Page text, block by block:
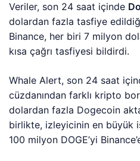
Veriler, son 24 saat içinde
dolardan fazla tasfiye
Binance, her biri 7 milyon
kısa çağrı tasfiyesi bildirdi.
Whale Alert, son 24 saat
cüzdanından farklı kripto
dolardan fazla Dogecoin
birlikte, izleyicinin en büyük
100 milyon DOGE’yi